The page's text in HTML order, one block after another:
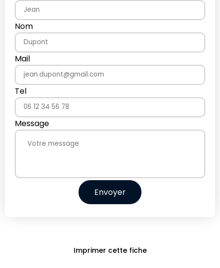
Nom
Mail
Tel
Message
Envoyer
Imprimer cette fiche